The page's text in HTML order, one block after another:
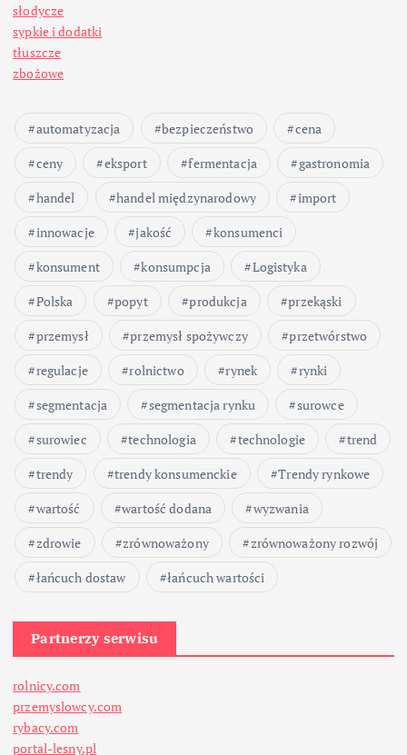
w
a
n
i
e
w
p
i
s
ó
w
słodycze
sypkie i dodatki
tłuszcze
zbożowe
automatyzacja bezpieczeństwo
cena
ceny
eksport fermentacja
gastronomia
handel
handel międzynarodowy
import
innowacje
jakość
konsumenci
konsument
konsumpcja
Logistyka
Polska
popyt produkcja
przekąski
przemysł
przemysł spożywczy
przetwórstwo
regulacje
rolnictwo rynek
rynki
segmentacja
segmentacja rynku
surowce
surowiec
technologia technologie
trend
trendy
trendy konsumenckie
Trendy rynkowe
wartość
wartość dodana
wyzwania
zdrowie
zrównoważony
zrównoważony rozwój
łańcuch dostaw
łańcuch wartości
Partnerzy serwisu
rolnicy.com
przemyslowcy.com
rybacy.com
portal-lesny.pl